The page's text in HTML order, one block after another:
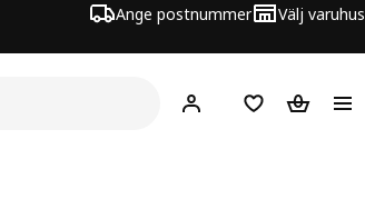
Ange postnummer Välj varuhus
Hej! Logga inInköpslistaVarukorg